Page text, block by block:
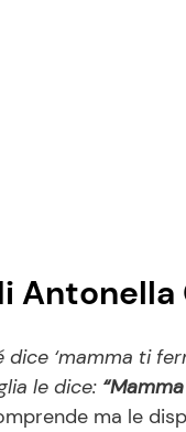
Antonella
dice ‘mamma ti
le dice:
ma le